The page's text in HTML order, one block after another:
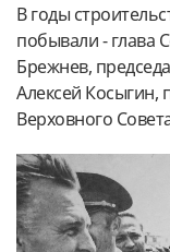
В годы
побывали - глава
Брежнев,
Алексей Косыгин,
Верховного